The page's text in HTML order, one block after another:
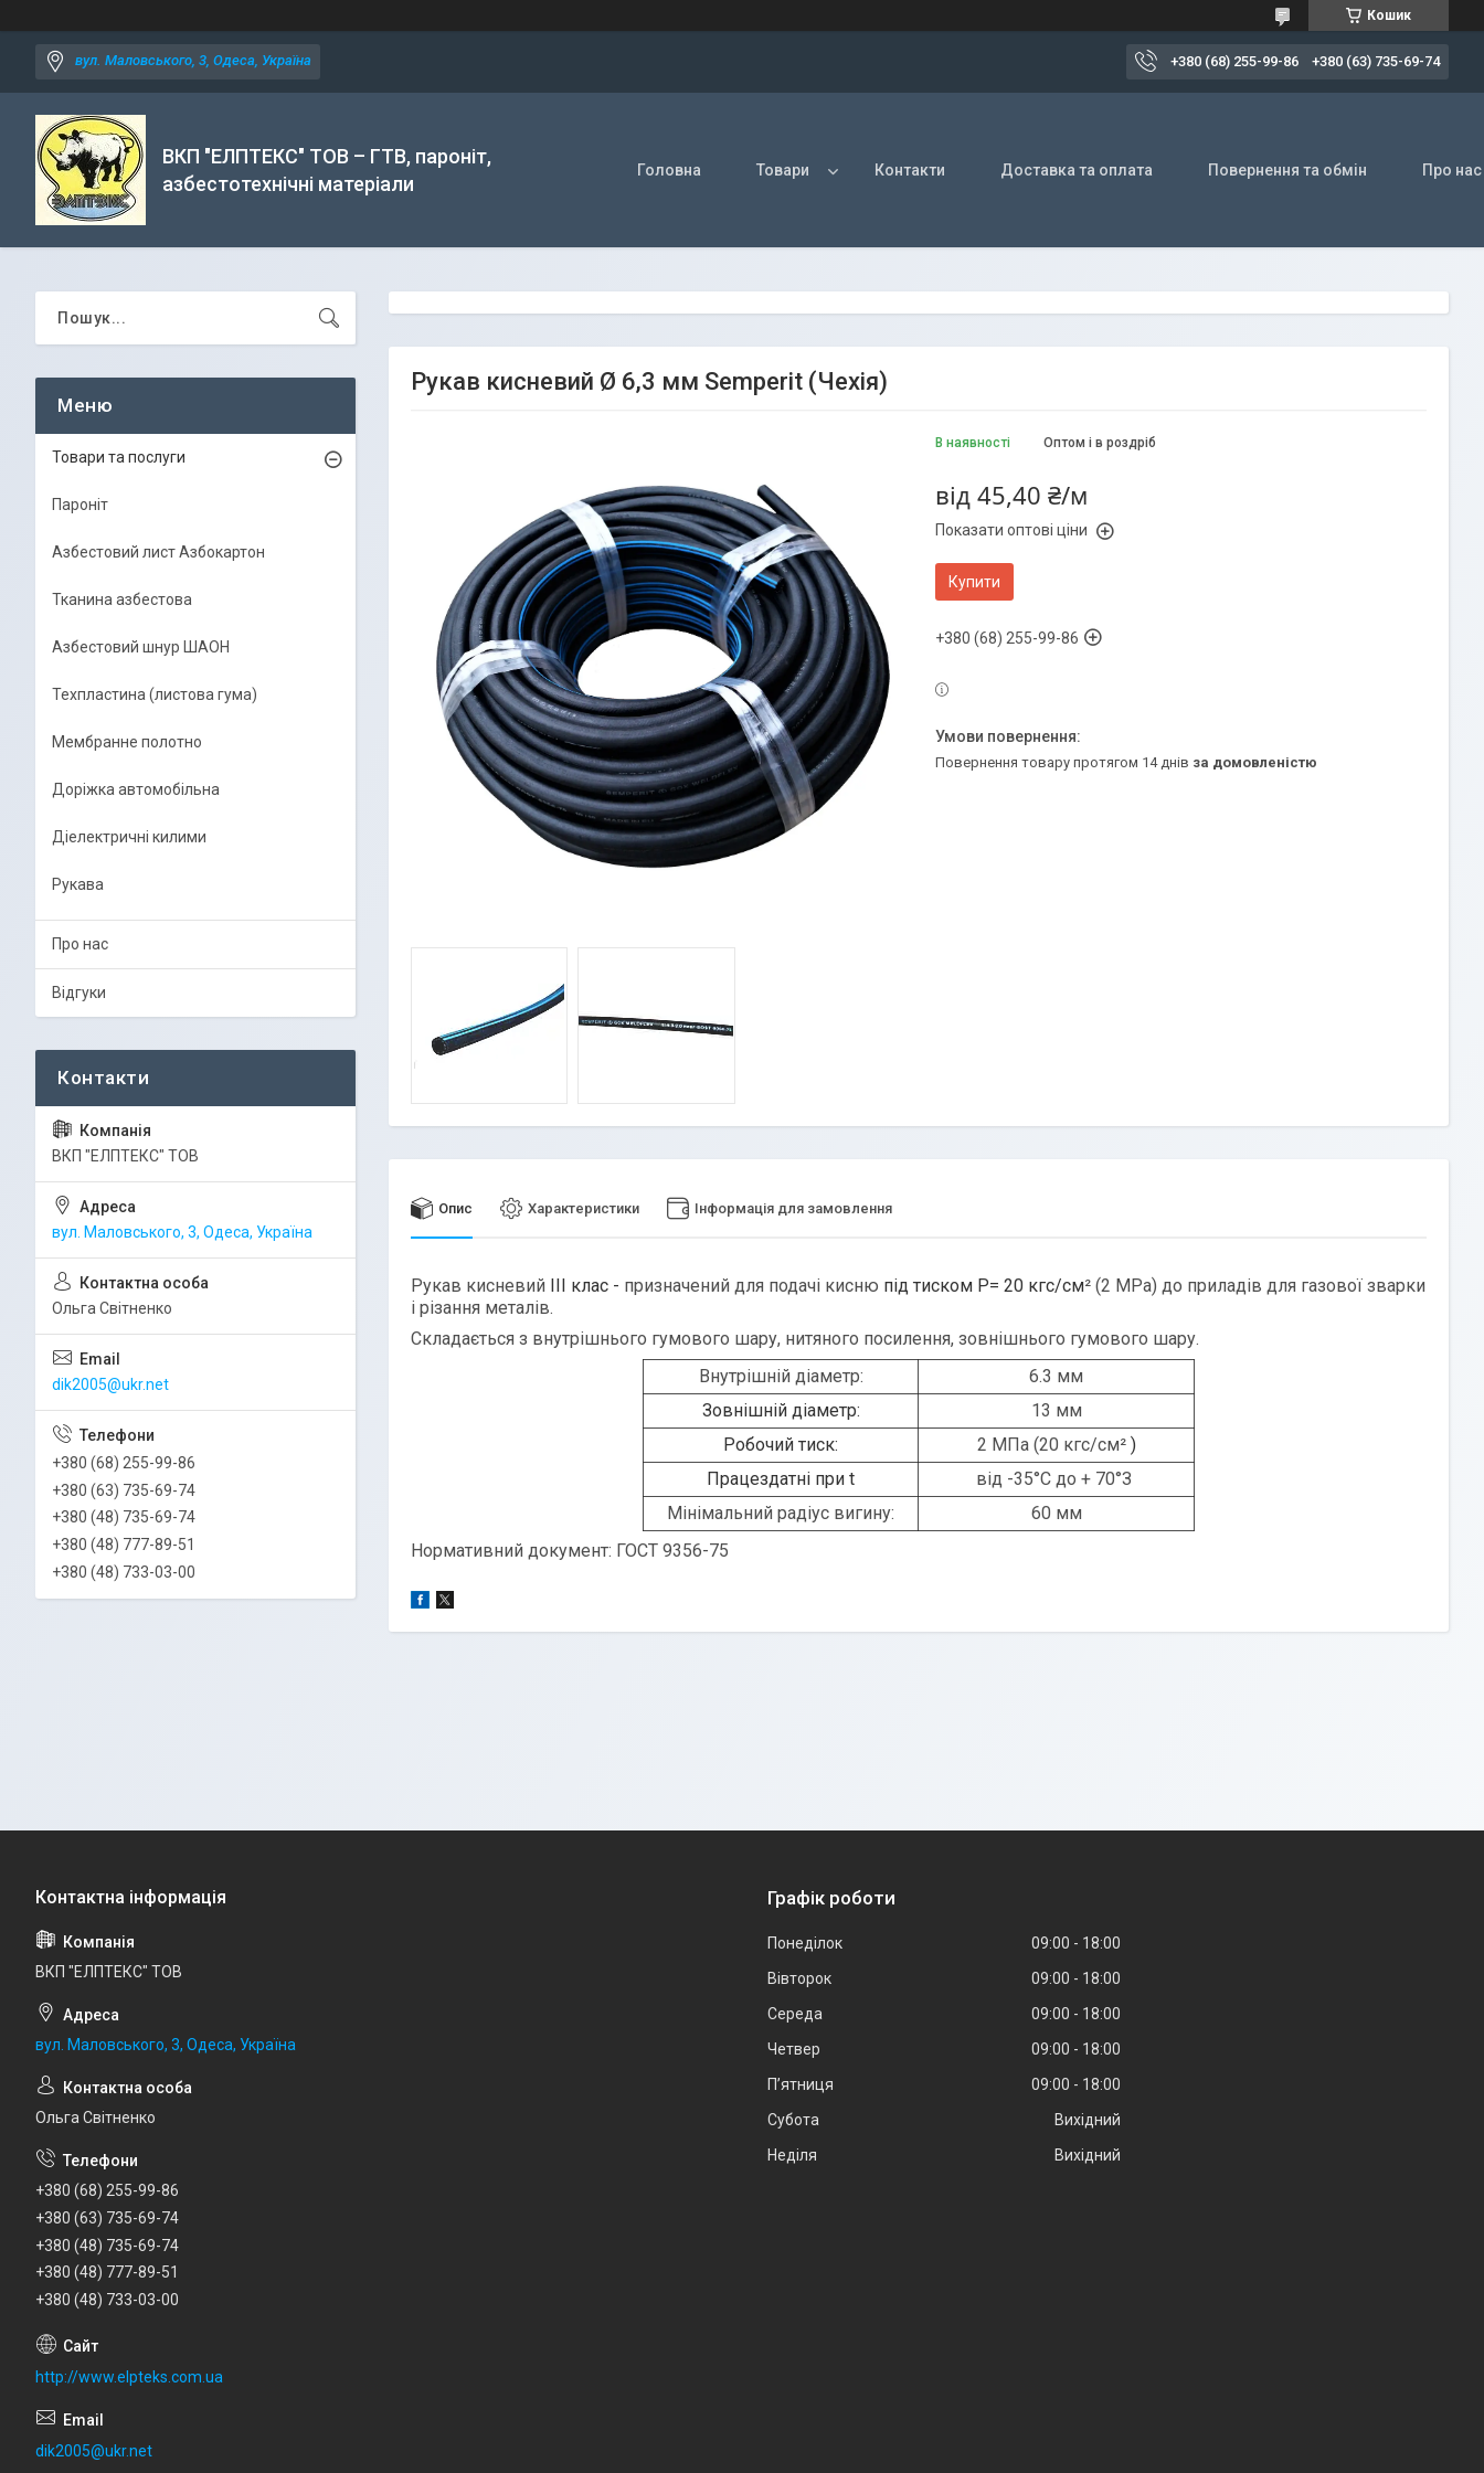
Кошик
вул. Маловського, 3, Одеса, Україна +380 (68) 255-99-86 +380 (63) 735-69-74
ВКП "ЕЛПТЕКС" ТОВ – ГТВ, пароніт,
азбестотехнічні матеріали
Головна Товари Контакти Доставка та оплата Повернення та обмін Про нас
Рукав кисневий Ø 6,3 мм Semperit (Чехія)
В наявності Оптом і в роздріб
від 45,40 ₴/м
Показати оптові ціни
Купити
+380 (68) 255-99-86
повернення товару протягом 14 днів за домовленістю
Опис Характеристики Інформація для замовлення
Рукав кисневий III клас - призначений для подачі кисню під тиском P= 20 кгс/см² (2 МРа) до приладів для газової зварки
і різання металів.
Складається з внутрішнього гумового шару, нитяного посилення, зовнішнього гумового шару.
Внутрішній діаметр:
6.3 мм
Зовнішній діаметр:
13 мм
Робочий тиск:
2 МПа (20 кгс/см²)
Працездатні при t
від -35°С до + 70°З
Мінімальний радіус вигину:
60 мм
Нормативний документ: ГОСТ 9356-75
Товари та послуги
Пароніт
Азбестовий лист Азбокартон
Тканина азбестова
Азбестовий шнур ШАОН
Техпластина (листова гума)
Мембранне полотно
Доріжка автомобільна
Діелектричні килими
Рукава
Про нас
Відгуки
ВКП "ЕЛПТЕКС" ТОВ
вул. Маловського, 3, Одеса, Україна
Ольга Світненко
dik2005@ukr.net
+380 (68) 255-99-86
+380 (63) 735-69-74
+380 (48) 735-69-74
+380 (48) 777-89-51
+380 (48) 733-03-00
ВКП "ЕЛПТЕКС" ТОВ
вул. Маловського, 3, Одеса, Україна
Ольга Світненко
+380 (68) 255-99-86
+380 (63) 735-69-74
+380 (48) 735-69-74
+380 (48) 777-89-51
+380 (48) 733-03-00
http://www.elpteks.com.ua
dik2005@ukr.net
Графік роботи
Понеділок 09:00
18:00
Вівторок
09:00
18:00
Середа
09:00
18:00
Четвер
09:00
18:00
Пʼятниця
09:00
18:00
Субота
Вихідний
Неділя
Вихідний